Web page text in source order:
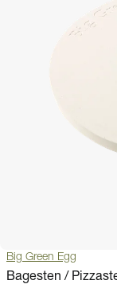
Big Green Egg
Bagesten /